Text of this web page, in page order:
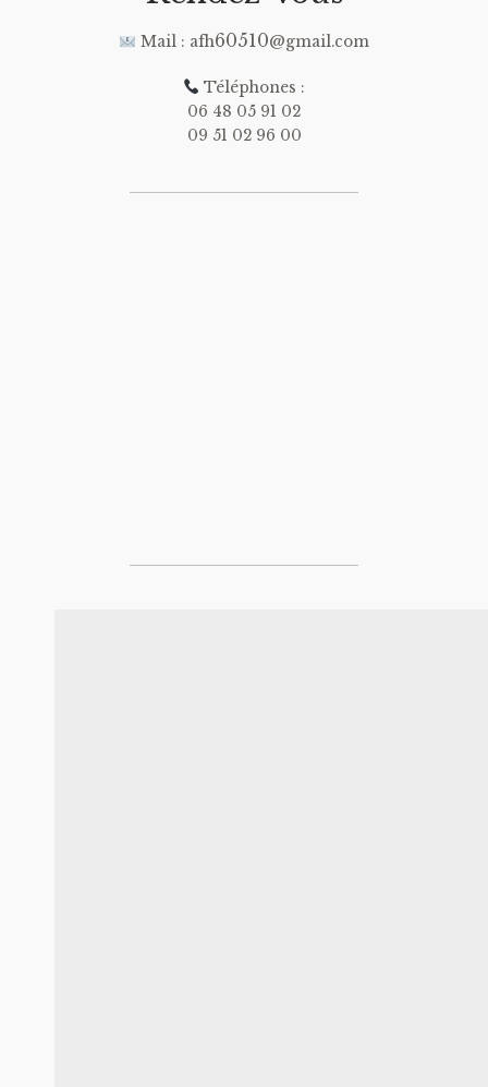
Mail : afh60510@gmail.com
Téléphones :
06 48 05 91 02
09 51 02 96 00